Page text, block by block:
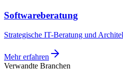
Softwareberatung
Strategische IT-Beratung und
Mehr erfahren
Verwandte Branchen